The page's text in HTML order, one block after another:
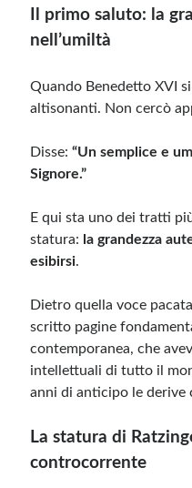
Il primo saluto: la
nell’umiltà
Quando Benedetto XVI
altisonanti. Non cercò
Disse:“Un semplice e
Signore.”
E qui sta uno dei tratti
statura: la grandezza
esibirsi.
Dietro quella voce
scritto pagine
contemporanea, che
intellettuali di tutto il
anni di anticipo le derive
La statura di
controcorrente